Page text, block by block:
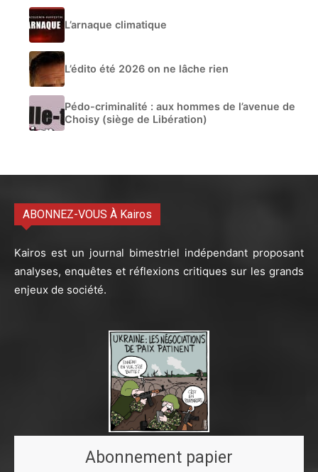
L’arnaque climatique
L’édito été 2026 on ne lâche rien
Pédo-criminalité : aux hommes de l’avenue de
Choisy (siège de Libération)
ABONNEZ-VOUS À Kairos
Kairos est un journal bimestriel indépendant proposant
analyses, enquêtes et réflexions critiques sur les grands
enjeux de société.
Abonnement papier